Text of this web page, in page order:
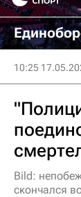
10:25
Bild:
скончался